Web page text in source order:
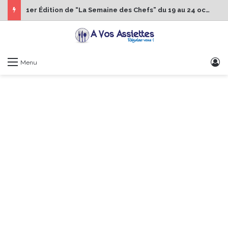
1er Édition de “La Semaine des Chefs” du 19 au 24 octobre 2026
Menu